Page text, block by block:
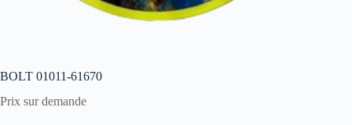
BOLT 01011-61670
Prix sur demande